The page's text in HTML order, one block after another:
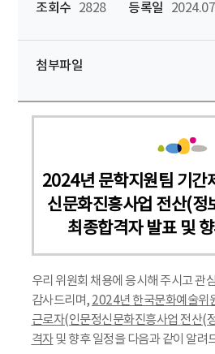
조회수 2828 등록일
첨부파일
2024년 문학지원팀 기간
신문화진흥사업 전산(정
최종합격자 발표 및
우리 위원회 채용에 응시해 주시고 관
감사드리며, 2024년 한국문화예술위
근로자(인문정신문화진흥사업 전산(
격자및 향후 일정을 다음과 같이 알려